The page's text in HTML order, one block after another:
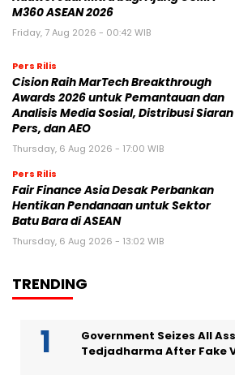
M360 ASEAN 2026
Friday, 7 Aug 2026 - 00:42 WIB
Pers Rilis
Cision Raih MarTech Breakthrough
Awards 2026 untuk Pemantauan dan
Analisis Media Sosial, Distribusi Siaran
Pers, dan AEO
Thursday, 6 Aug 2026 - 17:00 WIB
Pers Rilis
Fair Finance Asia Desak Perbankan
Hentikan Pendanaan untuk Sektor
Batu Bara di ASEAN
Thursday, 6 Aug 2026 - 13:02 WIB
TRENDING
Government Seizes All
Tedjadharma After Fake